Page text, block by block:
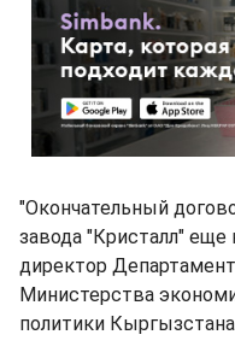
"Окончательный
завода "Кристалл"
директор
Министерства
политики